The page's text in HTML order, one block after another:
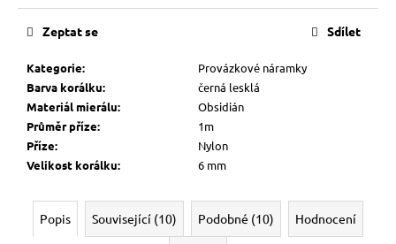
Kategorie:
Provázkové náramky
Barva korálku:
černá lesklá
Materiál mierálu:
Obsidián
Průměr příze:
1m
Příze:
Nylon
Velikost korálku: 6 mm
Zeptat se Sdílet
Popis Související (10) Podobné (10) Hodnocení